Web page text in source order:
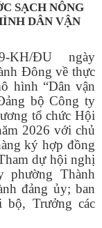
SẠCH NÔNG
DÂN VẬN
KH/ĐU ngày
Đông về thực
hình “Dân vận
bộ Công ty
tổ chức Hội
2026 với chủ
ký hợp đồng
dự hội nghị
phường Thành
đảng ủy; ban
Trưởng các